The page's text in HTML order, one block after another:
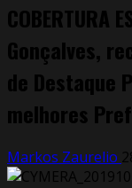
COBERTURA
Gonçalves,
de Destaque
melhores
Markos Zaurelio